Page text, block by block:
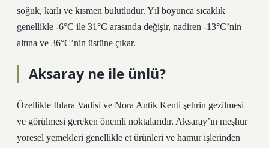
soğuk, karlı ve kısmen bulutludur. Yıl boyunca sıcaklık
genellikle -6°C ile 31°C arasında değişir, nadiren -13°C’nin
altına ve 36°C’nin üstüne çıkar.
Aksaray ne ile ünlü?
Özellikle Ihlara Vadisi ve Nora Antik Kenti şehrin gezilmesi
ve görülmesi gereken önemli noktalarıdır. Aksaray’ın meşhur
yöresel yemekleri genellikle et ürünleri ve hamur işlerinden